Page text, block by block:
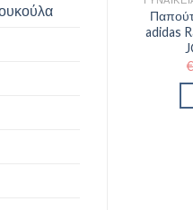
adidas